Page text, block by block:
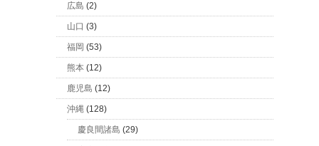
広島 (2)
山口 (3)
福岡 (53)
熊本 (12)
鹿児島 (12)
沖縄 (128)
慶良間諸島 (29)